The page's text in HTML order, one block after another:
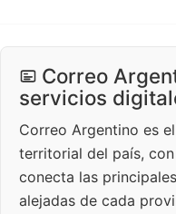
Correo
servicios
Correo Argentino es
territorial del país,
conecta las
alejadas de cada